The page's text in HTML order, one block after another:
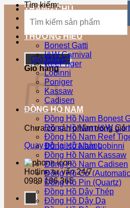
Tìm kiếm:
Giỏ Hàng
Giỏ hàng
Chưa có sản phẩm trong giỏ
Quay trở lại cửa hàng
Hotline tư vấn 24/7
0989 186 365
TRANG CHỦ
SẢN PHẨM MỚI
SẢN PHẨM BÁN CHẠY
THƯƠNG HIỆU
Bonest Gatti
I&W Carnival
Reef Tiger
Lobinni
Poniger
Kassaw
Cadisen
ĐỒNG HỒ NAM
Đồng Hồ Nam Bonest
Đồng Hồ Nam I&W
Đồng Hồ Nam Reef
Đồng Hồ Nam Lobinni
Đồng Hồ Nam Kassaw
Đồng Hồ Nam Cadisen
Đồng Hồ Cơ
Đồng Hồ Pin (Quartz)
Đồng Hồ Dây Thép
Đồng Hồ Dây Da